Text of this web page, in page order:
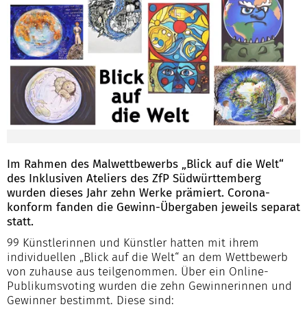
Im Rahmen des Malwettbewerbs „Blick auf die Welt“
des Inklusiven Ateliers des ZfP Südwürttemberg
wurden dieses Jahr zehn Werke prämiert. Corona-
konform fanden die Gewinn-Übergaben jeweils separat
statt.
99 Künstlerinnen und Künstler hatten mit ihrem
individuellen „Blick auf die Welt“ an dem Wettbewerb
von zuhause aus teilgenommen. Über ein Online-
Publikumsvoting wurden die zehn Gewinnerinnen und
Gewinner bestimmt. Diese sind: